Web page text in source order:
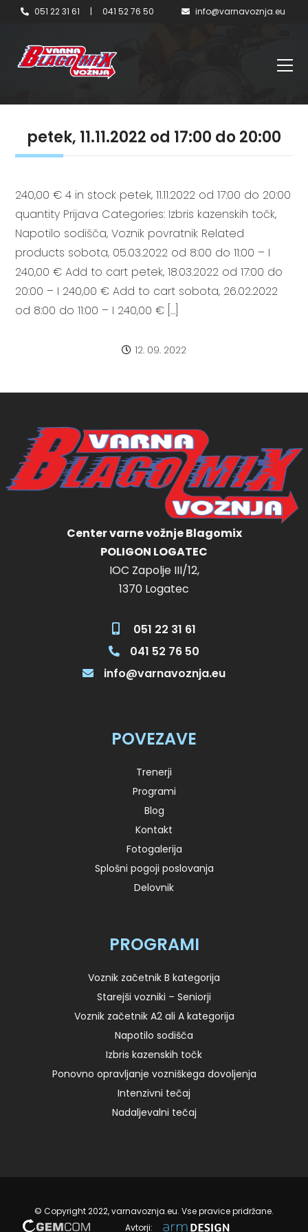
051 22 31 61 | 041 52 76 50 info@varnavoznja.eu
petek, 11.11.2022 od 17:00 do 20:00
240,00 € 4 in stock petek, 11.11.2022 od 17:00 do 20:00
quantity Prijava Categories: Izbris kazenskih točk,
Napotilo sodišča, Voznik povratnik Related
products sobota, 05.03.2022 od 8:00 do 11:00 – I
240,00 € Add to cart petek, 18.03.2022 od 17:00 do
20:00 – I 240,00 € Add to cart sobota, 26.02.2022
od 8:00 do 11:00 – I 240,00 € […]
12. 09. 2022
Center varne vožnje Blagomix
POLIGON LOGATEC
IOC Zapolje III/12,
1370 Logatec
051 22 31 61
041 52 76 50
info@varnavoznja.eu
POVEZAVE
Trenerji
Programi
Blog
Kontakt
Fotogalerija
Splošni pogoji poslovanja
Delovnik
PROGRAMI
Voznik začetnik B kategorija
Starejši vozniki – Seniorji
Voznik začetnik A2 ali A kategorija
Napotilo sodišča
Izbris kazenskih točk
Ponovno opravljanje vozniškega dovoljenja
Intenzivni tečaj
Nadaljevalni tečaj
© Copyright 2022, varnavoznja.eu. Vse pravice pridržane.
Avtorji: